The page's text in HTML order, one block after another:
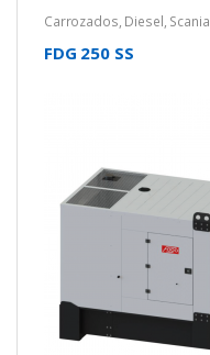
Carrozados, Diesel, Scania
FDG 250 SS